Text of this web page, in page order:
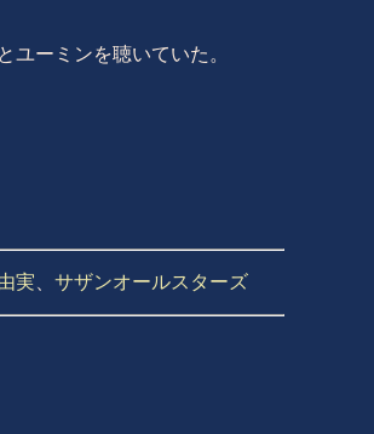
ユーミンを聴いていた。
実 サザンオールスターズ